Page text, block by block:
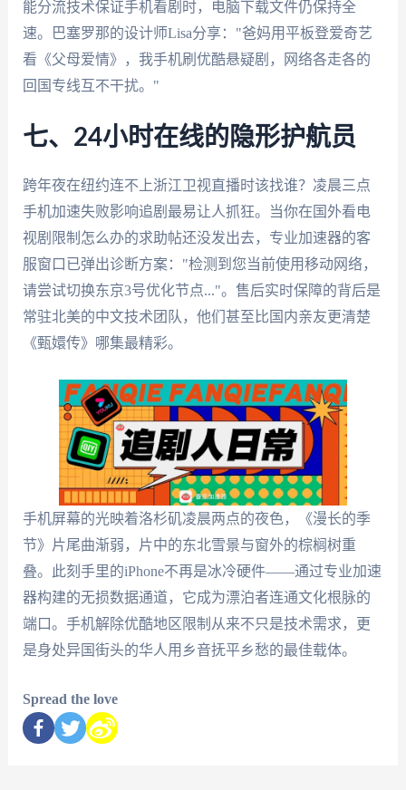
能分流技术保证手机看剧时，电脑下载文件仍保持全
速。巴塞罗那的设计师Lisa分享："爸妈用平板登爱奇艺
看《父母爱情》，我手机刷优酷悬疑剧，网络各走各的
回国专线互不干扰。"
七、24小时在线的隐形护航员
跨年夜在纽约连不上浙江卫视直播时该找谁？凌晨三点
手机加速失败影响追剧最易让人抓狂。当你在国外看电
视剧限制怎么办的求助帖还没发出去，专业加速器的客
服窗口已弹出诊断方案："检测到您当前使用移动网络，
请尝试切换东京3号优化节点..."。售后实时保障的背后是
常驻北美的中文技术团队，他们甚至比国内亲友更清楚
《甄嬛传》哪集最精彩。
手机屏幕的光映着洛杉矶凌晨两点的夜色，《漫长的季
节》片尾曲渐弱，片中的东北雪景与窗外的棕榈树重
叠。此刻手里的iPhone不再是冰冷硬件——通过专业加速
器构建的无损数据通道，它成为漂泊者连通文化根脉的
端口。手机解除优酷地区限制从来不只是技术需求，更
是身处异国街头的华人用乡音抚平乡愁的最佳载体。
Spread the love